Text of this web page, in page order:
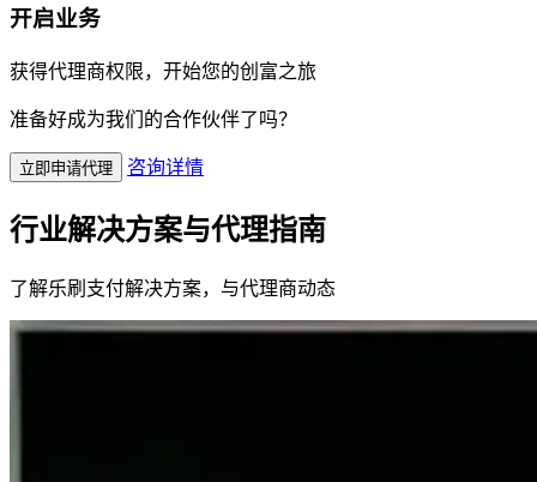
开启业务
获得代理商权限，开始您的创富之旅
准备好成为我们的合作伙伴了吗？
立即申请代理 咨询详情
行业解决方案与代理指南
了解乐刷支付解决方案，与代理商动态